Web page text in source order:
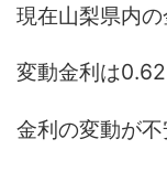
現在山梨県内
変動金利は
金利の変動が